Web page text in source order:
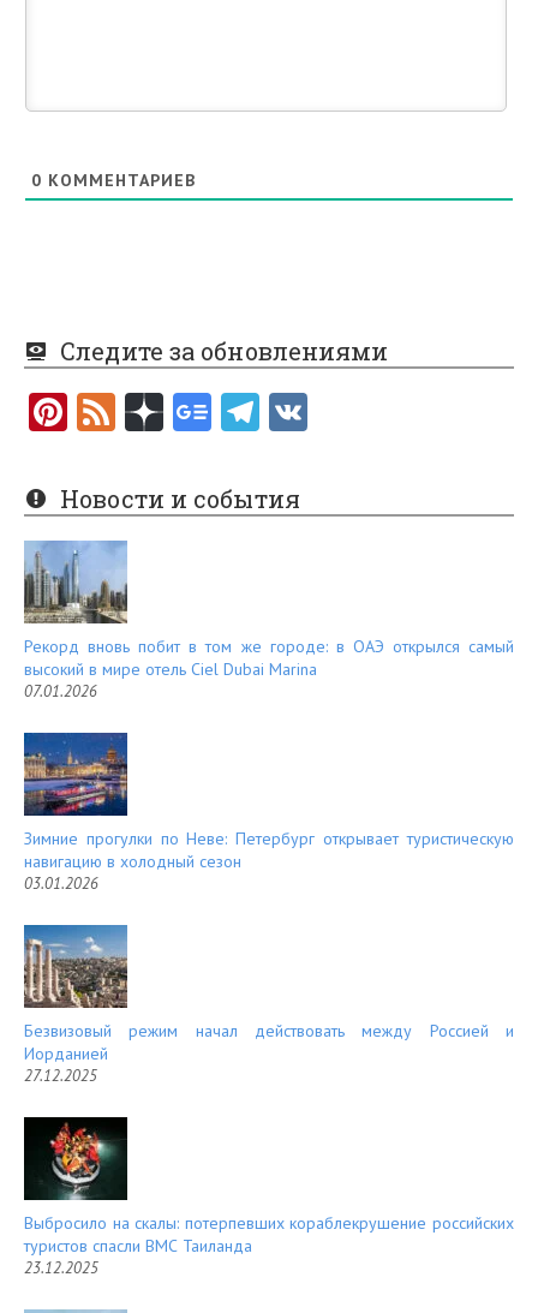
0 КОММЕНТАРИЕВ
Следите за обновлениями
Pi
er
es
t
F
e
d
Новости и события
Рекорд вновь побит в том же городе: в ОАЭ открылся самый
высокий в мире отель Ciel Dubai Marina
07.01.2026
Зимние прогулки по Неве: Петербург открывает туристическую
навигацию в холодный сезон
03.01.2026
Безвизовый режим начал действовать между Россией и
Иорданией
27.12.2025
Выбросило на скалы: потерпевших кораблекрушение российских
туристов спасли ВМС Таиланда
23.12.2025